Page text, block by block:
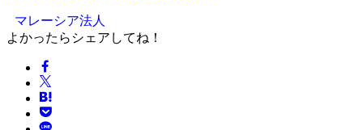
マレーシア法人
よかったらシェアしてね！